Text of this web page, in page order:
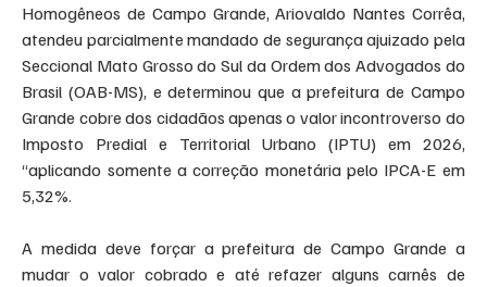
Homogêneos de Campo Grande, Ariovaldo Nantes Corrêa,
atendeu parcialmente mandado de segurança ajuizado pela
Seccional Mato Grosso do Sul da Ordem dos Advogados do
Brasil (OAB-MS), e determinou que a prefeitura de Campo
Grande cobre dos cidadãos apenas o valor incontroverso do
Imposto Predial e Territorial Urbano (IPTU) em 2026,
“aplicando somente a correção monetária pelo IPCA-E em
5,32%.
A medida deve forçar a prefeitura de Campo Grande a
mudar o valor cobrado e até refazer alguns carnês de